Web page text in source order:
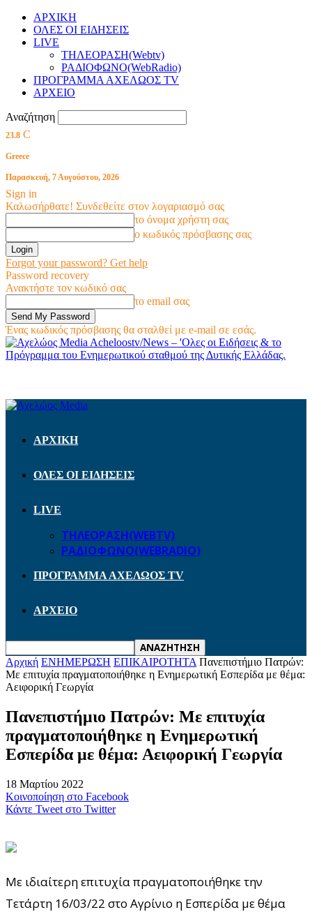
ΑΡΧΙΚΗ
ΟΛΕΣ ΟΙ ΕΙΔΗΣΕΙΣ
LIVE
ΤΗΛΕΟΡΑΣΗ(Webtv)
ΡΑΔΙΟΦΩΝΟ(WebRadio)
ΠΡΟΓΡΑΜΜΑ ΑΧΕΛΩΟΣ TV
ΑΡΧΕΙΟ
Αναζήτηση
23.8 C
Greece
Παρασκευή, 7 Αυγούστου, 2026
Sign in
Καλωσήρθατε! Συνδεθείτε στον λογαριασμό σας
το όνομα χρήστη σας
ο κωδικός πρόσβασης σας
Forgot your password? Get help
Password recovery
Ανακτήστε τον κωδικό σας
το email σας
Ένας κωδικός πρόσβασης θα σταλθεί με e-mail σε εσάς.
Acheloostv/News – 'Ολες οι Ειδήσεις & το
Πρόγραμμα του Ενημερωτικού σταθμού της Δυτικής Ελλάδας.
ΑΡΧΙΚΗ
ΟΛΕΣ ΟΙ ΕΙΔΗΣΕΙΣ
LIVE
ΤΗΛΕΟΡΑΣΗ(WEBTV)
ΡΑΔΙΟΦΩΝΟ(WEBRADIO)
ΠΡΟΓΡΑΜΜΑ ΑΧΕΛΩΟΣ TV
ΑΡΧΕΙΟ
Αρχική ΕΝΗΜΕΡΩΣΗ ΕΠΙΚΑΙΡΟΤΗΤΑ Πανεπιστήμιο Πατρών:
Με επιτυχία πραγματοποιήθηκε η Ενημερωτική Εσπερίδα με θέμα:
Αειφορική Γεωργία
Πανεπιστήμιο Πατρών: Με επιτυχία
πραγματοποιήθηκε η Ενημερωτική
Εσπερίδα με θέμα: Αειφορική Γεωργία
18 Μαρτίου 2022
Κοινοποίηση στο Facebook
Κάντε Tweet στο Twitter
Με ιδιαίτερη επιτυχία πραγματοποιήθηκε την
Τετάρτη 16/03/22 στο Αγρίνιο η Εσπερίδα με θέμα